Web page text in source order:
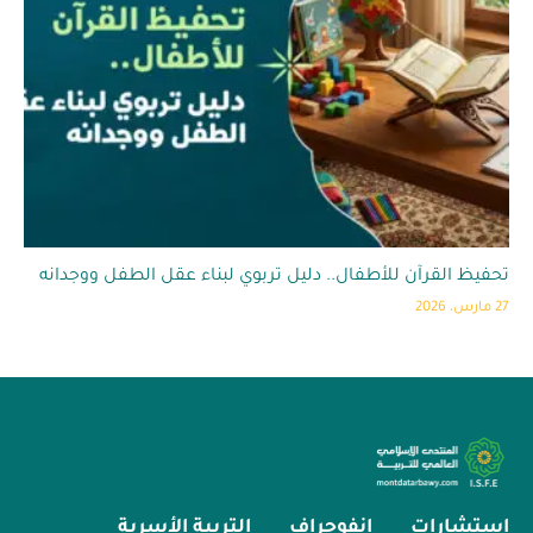
تحفيظ القرآن للأطفال.. دليل تربوي لبناء عقل الطفل ووجدانه
27 مارس، 2026